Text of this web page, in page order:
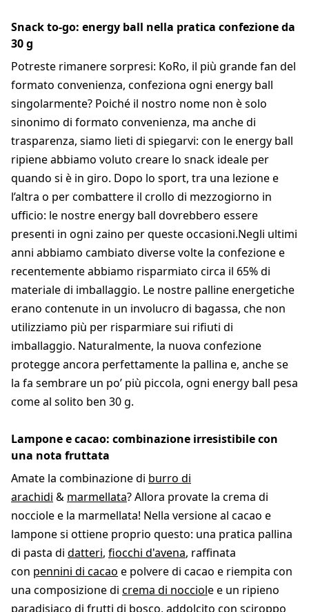
Snack to-go: energy ball nella pratica confezione da
30 g
Potreste rimanere sorpresi: KoRo, il più grande fan del
formato convenienza, confeziona ogni energy ball
singolarmente? Poiché il nostro nome non è solo
sinonimo di formato convenienza, ma anche di
trasparenza, siamo lieti di spiegarvi: con le energy ball
ripiene abbiamo voluto creare lo snack ideale per
quando si è in giro. Dopo lo sport, tra una lezione e
l’altra o per combattere il crollo di mezzogiorno in
ufficio: le nostre energy ball dovrebbero essere
presenti in ogni zaino per queste occasioni.Negli ultimi
anni abbiamo cambiato diverse volte la confezione e
recentemente abbiamo risparmiato circa il 65% di
materiale di imballaggio. Le nostre palline energetiche
erano contenute in un involucro di bagassa, che non
utilizziamo più per risparmiare sui rifiuti di
imballaggio. Naturalmente, la nuova confezione
protegge ancora perfettamente la pallina e, anche se
la fa sembrare un po’ più piccola, ogni energy ball pesa
come al solito ben 30 g.
Lampone e cacao: combinazione irresistibile con
una nota fruttata
Amate la combinazione di burro di
arachidi & marmellata? Allora provate la crema di
nocciole e la marmellata! Nella versione al cacao e
lampone si ottiene proprio questo: una pratica pallina
di pasta di datteri, fiocchi d'avena, raffinata
con pennini di cacao e polvere di cacao e riempita con
una composizione di crema di nocciole e un ripieno
paradisiaco di frutti di bosco, addolcito con sciroppo